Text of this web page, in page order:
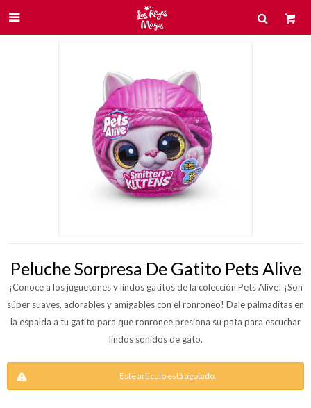

Peluche Sorpresa De Gatito Pets Alive
¡Conoce a los juguetones y lindos gatitos de la colección Pets Alive! ¡Son
súper suaves, adorables y amigables con el ronroneo! Dale palmaditas en
la espalda a tu gatito para que ronronee presiona su pata para escuchar
lindos sonidos de gato.
Este artículo está agotado.